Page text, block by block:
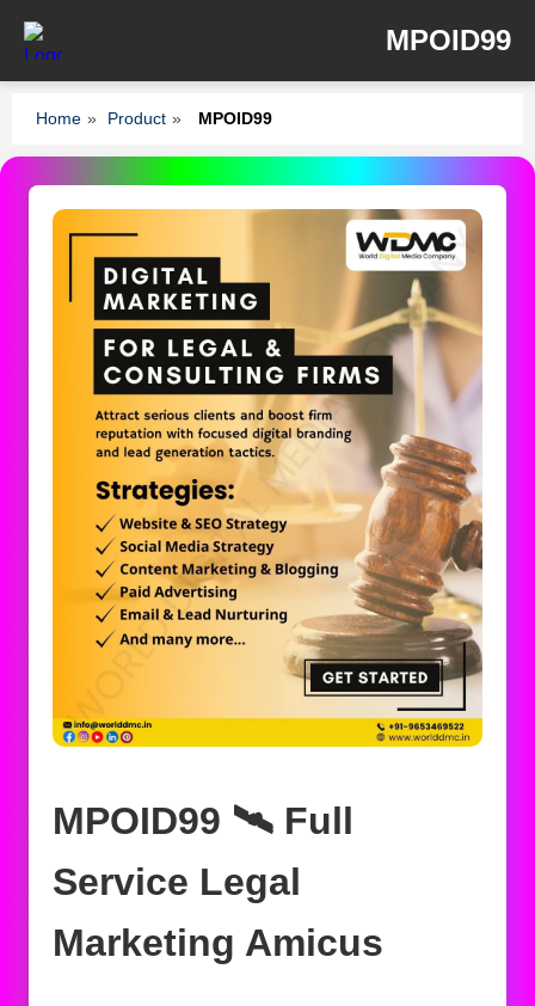
MPOID99
Home » Product » MPOID99
MPOID99 🛰️‍ Full
Service Legal
Marketing Amicus